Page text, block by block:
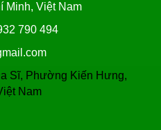
Minh, Việt Nam
790 494
Sĩ, Phường Kiến Hưng,
Nam